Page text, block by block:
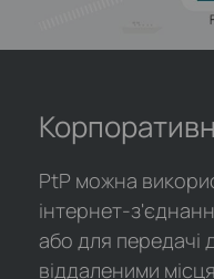
PtP можна
інтернет-
або для передачі
віддаленими